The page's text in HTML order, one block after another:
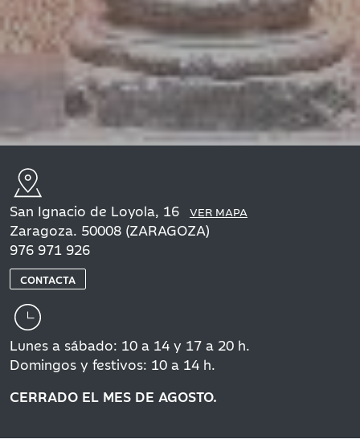
San Ignacio de Loyola, 16 VER MAPA
Zaragoza. 50008 (ZARAGOZA)
976 971 926
CONTACTA
Lunes a sábado: 10 a 14 y 17 a 20 h.
Domingos y festivos: 10 a 14 h.
CERRADO EL MES DE AGOSTO.